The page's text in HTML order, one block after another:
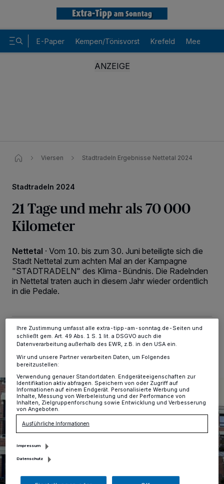
E-Paper Kempen/Tönisvorst Krefeld Meerbusch
Viersen Stadtradeln Ergebnisse Nettetal 2024
Stadtradeln 2024
21 Tage und mehr als 70 000
Kilometer
Nettetal · Vom 10. bis zum 30. Juni beteiligte sich die
Stadt Nettetal zum achten Mal an der Kampagne
"STADTRADELN" des Klima-Bündnis. Die Radelnden
in Nettetal traten auch in diesem Jahr wieder ordentlich
in die Pedale.
27.08.2024 , 14:09 Uhr 2 Minuten Lesezeit
Wir und unsere 218
Tracking-Technologien für die unter „Wir und unsere Partner
verarbeiten Daten, um Ihnen Dienste bereitzustellen“ aufgeführten
Zwecke. Wenn Tracker deaktiviert sind, sind manche Inhalte und
Anzeigen möglicherweise nicht mehr so relevant für Sie. Sie können
dieses Menü jederzeit wieder aufrufen, um Ihre Einstellungen zu
ändern oder Ihre Einwilligung zu widerrufen, indem Sie auf den Link
Informationen finden Sie in unserer Datenschutzerklärung.
Ihre Zustimmung umfasst alle extra-tipp-am-sonntag.de-Seiten und
schließt gem. Art. 49 Abs. 1 S. 1 lit. a DSGVO auch die
Datenverarbeitung außerhalb des EWR, z.B. in den USA ein.
Wir und unsere Partner verarbeiten Daten, um Folgendes
bereitzustellen:
Verwendung genauer Standortdaten. Endgeräteeigenschaften zur
Identifikation aktiv abfragen. Speichern von oder Zugriff auf
Informationen auf einem Endgerät. Personalisierte Werbung und
Inhalte, Messung von Werbeleistung und der Performance von
Inhalten, Zielgruppenforschung sowie Entwicklung und Verbesserung
von Angeboten.
Ausführliche Informationen
Impressum
Datenschutz